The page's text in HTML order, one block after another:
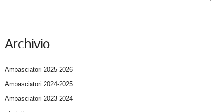
Archivio
Ambasciatori 2025-2026
Ambasciatori 2024-2025
Ambasciatori 2023-2024